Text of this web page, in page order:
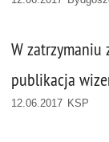
W zatrzymaniu
publikacja
12.06.2017 KSP